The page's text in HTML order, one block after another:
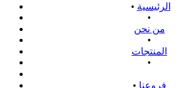
• الرئيسية
•
من نحن
•
المنتجات
•
• فروعنا